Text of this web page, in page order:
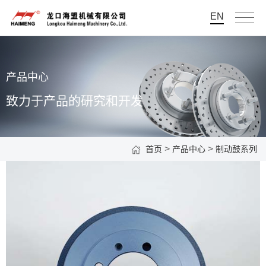
EN
产品中心
致力于产品的研究和开发
首页 > 产品中心 > 制动鼓系列